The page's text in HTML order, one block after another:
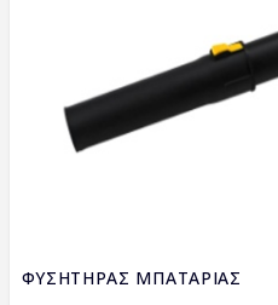
ΦΥΣΗΤΗΡΑΣ ΜΠΑΤΑΡΙΑΣ